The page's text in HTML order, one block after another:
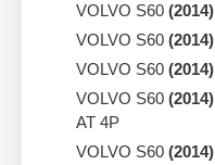
VOLVO S60 (2014)
VOLVO S60 (2014)
VOLVO S60 (2014)
VOLVO S60 (2014)
AT 4P
VOLVO S60 (2014)